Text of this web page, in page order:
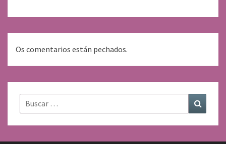
Os comentarios están pechados.
Buscar: